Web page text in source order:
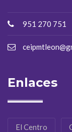
951 270 751
Enlaces
El Centro